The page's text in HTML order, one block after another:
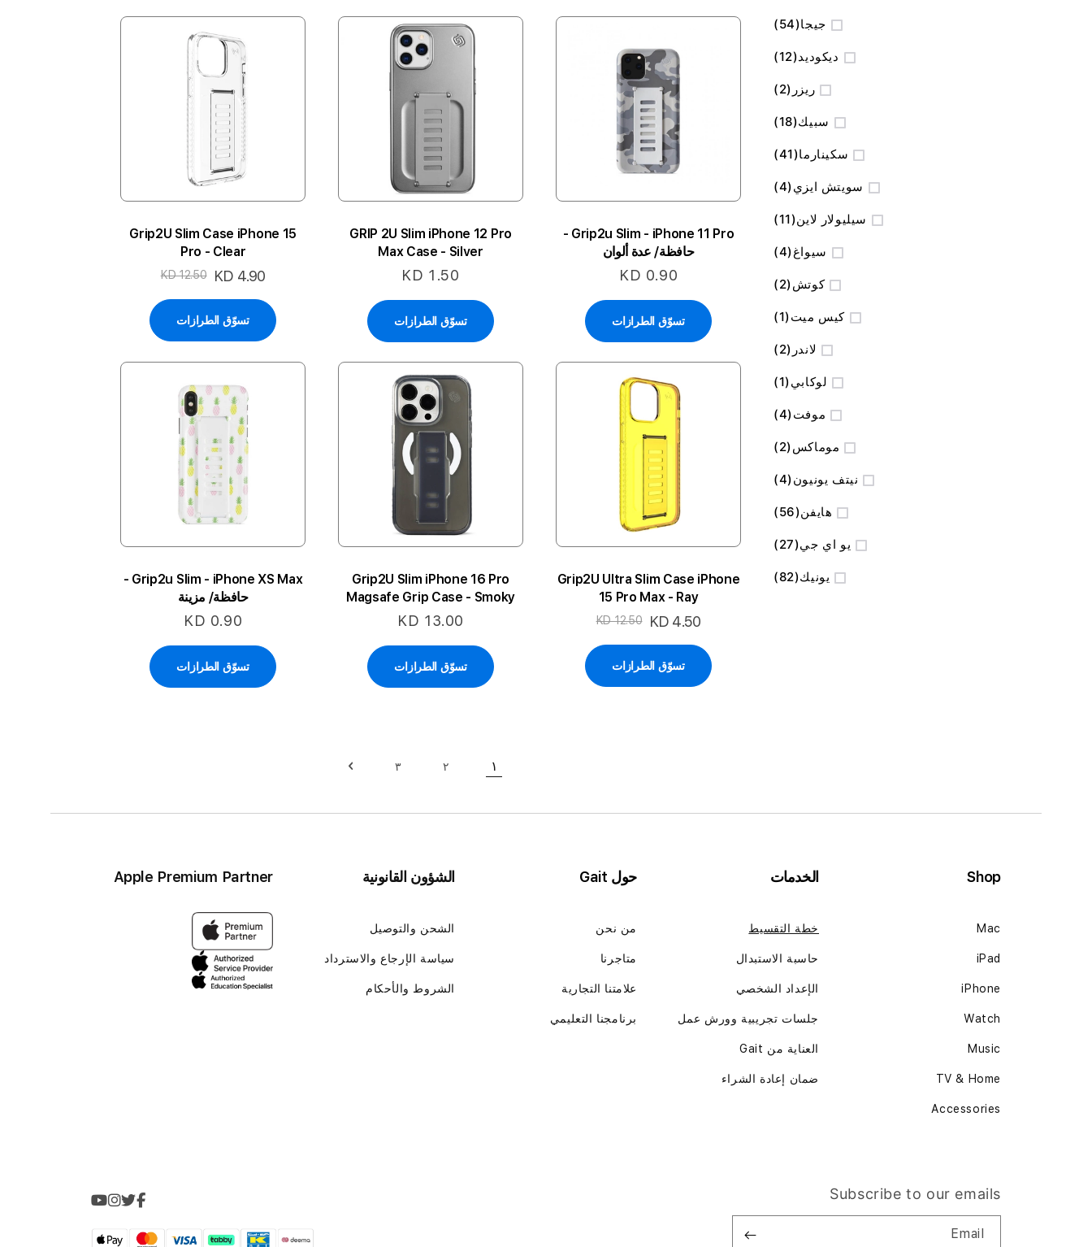
Grip2u Slim - iPhone 11 Pro -
حافظة/ عدة ألوان
KD 0.90
تسوّق الطرازات
GRIP 2U Slim iPhone 12 Pro
Max Case - Silver
KD 1.50
تسوّق الطرازات
Grip2U Slim Case iPhone 15
Pro - Clear
السعر
KD 4.90
KD 12.50
تسوّق الطرازات
Grip2U Ultra Slim Case iPhone
15 Pro Max - Ray
السعر
KD 4.50
KD 12.50
تسوّق الطرازات
Grip2U Slim iPhone 16 Pro
Magsafe Grip Case - Smoky
KD 13.00
تسوّق الطرازات
Grip2u Slim - iPhone XS Max -
حافظة/ مزينة
KD 0.90
تسوّق الطرازات
حاليا انت تقرأ الصفحة
١ ٢ ٣
جيجا 54
المنتج
ديكوديد 12
المنتج
ريزر 2
المنتج
سبيك 18
المنتج
سكينارما 41
المنتج
سويتش ايزي 4
المنتج
سيليولار لاين 11
المنتج
سيواغ 4
المنتج
كوتش 2
المنتج
كيس ميت 1
منتج
لاندر 2
المنتج
لوكابي 1
منتج
موفت 4
المنتج
موماكس 2
المنتج
نيتف يونيون 4
المنتج
هايفن 56
المنتج
يو اي جي 27
المنتج
يونيك 82
المنتج
Shop
Mac
iPad
iPhone
Watch
Music
TV & Home
Accessories
الخدمات
خطة التقسيط
حاسبة الاستبدال
الإعداد الشخصي
جلسات تجريبية وورش عمل
العناية من Gait
ضمان إعادة الشراء
حول Gait
من نحن
متاجرنا
علامتنا التجارية
برنامجنا التعليمي
الشؤون القانونية
الشحن والتوصيل
سياسة الإرجاع والاسترداد
الشروط والأحكام
Apple Premium Partner
Subscribe to our emails
Email